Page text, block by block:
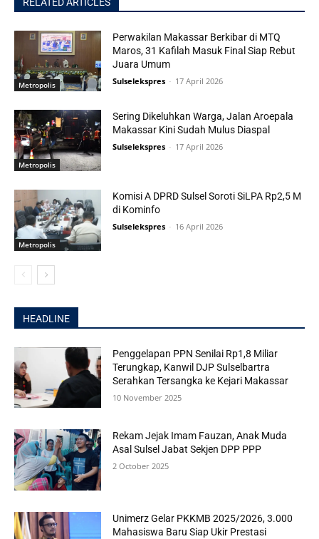
Metropolis
Perwakilan Makassar Berkibar di MTQ
Maros, 31 Kafilah Masuk Final Siap Rebut
Juara Umum
Sulselekspres - 17 April 2026
Metropolis
Sering Dikeluhkan Warga, Jalan Aroepala
Makassar Kini Sudah Mulus Diaspal
Sulselekspres - 17 April 2026
Metropolis
Komisi A DPRD Sulsel Soroti SiLPA Rp2,5 M
di Kominfo
Sulselekspres - 16 April 2026
HEADLINE
Penggelapan PPN Senilai Rp1,8 Miliar
Terungkap, Kanwil DJP Sulselbartra
Serahkan Tersangka ke Kejari Makassar
10 November 2025
Rekam Jejak Imam Fauzan, Anak Muda
Asal Sulsel Jabat Sekjen DPP PPP
2 October 2025
Unimerz Gelar PKKMB 2025/2026, 3.000
Mahasiswa Baru Siap Ukir Prestasi